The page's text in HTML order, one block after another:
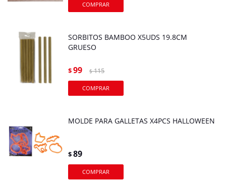
SORBITOS BAMBOO X5UDS 19.8CM
GRUESO
$99 $ 115
MOLDE PARA GALLETAS X4PCS HALLOWEEN
$89